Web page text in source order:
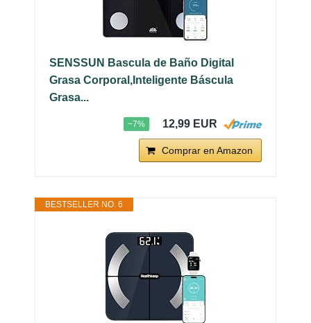
SENSSUN Bascula de Baño Digital
Grasa Corporal,Inteligente Báscula
Grasa...
−7% 12,99 EUR
Comprar en Amazon
BESTSELLER NO. 6